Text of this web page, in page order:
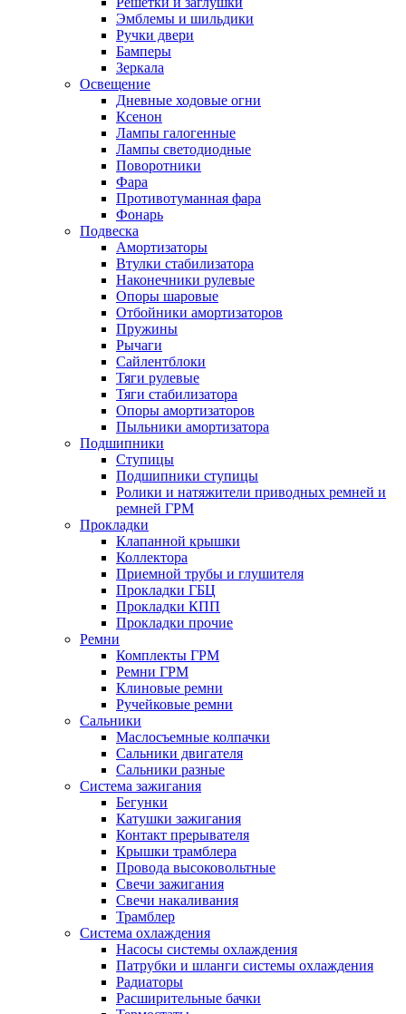
Эмблемы и шильдики
Ручки двери
Бамперы
Зеркала
Освещение
Дневные ходовые огни
Ксенон
Лампы галогенные
Лампы светодиодные
Поворотники
Фара
Противотуманная фара
Фонарь
Подвеска
Амортизаторы
Втулки стабилизатора
Наконечники рулевые
Опоры шаровые
Отбойники амортизаторов
Пружины
Рычаги
Сайлентблоки
Тяги рулевые
Тяги стабилизатора
Опоры амортизаторов
Пыльники амортизатора
Подшипники
Ступицы
Подшипники ступицы
Ролики и натяжители приводных ремней и
ремней ГРМ
Прокладки
Клапанной крышки
Коллектора
Приемной трубы и глушителя
Прокладки ГБЦ
Прокладки КПП
Прокладки прочие
Ремни
Комплекты ГРМ
Ремни ГРМ
Клиновые ремни
Ручейковые ремни
Сальники
Маслосъемные колпачки
Сальники двигателя
Сальники разные
Система зажигания
Бегунки
Катушки зажигания
Контакт прерывателя
Крышки трамблера
Провода высоковольтные
Свечи зажигания
Свечи накаливания
Трамблер
Система охлаждения
Насосы системы охлаждения
Патрубки и шланги системы охлаждения
Радиаторы
Расширительные бачки